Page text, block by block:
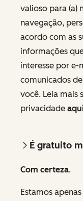
valioso para (a)
navegação,
acordo com as
informações
interesse por e-
comunicados
você. Leia mais
privacidade
É gratuito
Com certeza.
Estamos